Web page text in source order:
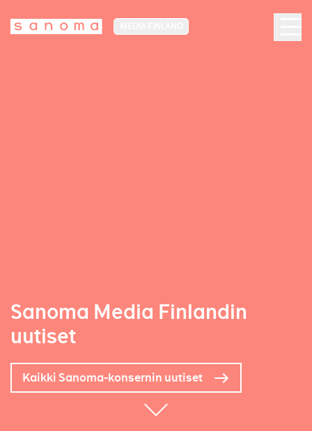
Sanoma Media Finlandin
uutiset
Kaikki Sanoma-konsernin uutiset